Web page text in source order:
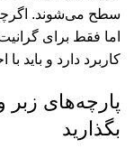
سطح می‌شوند.
اما فقط برای
کاربرد دارد و باید
پارچه‌های
بگذارید